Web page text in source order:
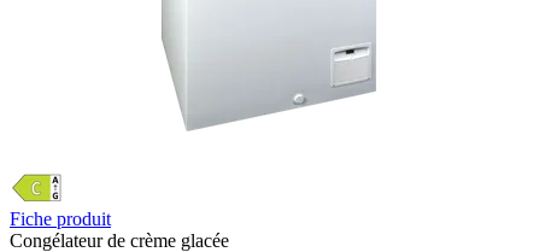
Fiche produit
Congélateur de crème glacée